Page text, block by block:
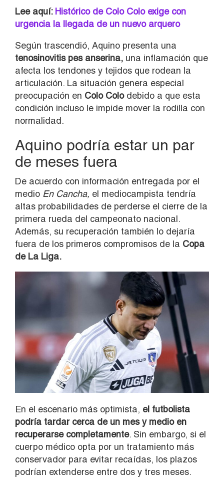
Lee aquí: Histórico de Colo Colo exige con
urgencia la llegada de un nuevo arquero
Según trascendió, Aquino presenta una
tenosinovitis pes anserina, una inflamación que
afecta los tendones y tejidos que rodean la
articulación. La situación genera especial
preocupación en Colo Colodebido a que esta
condición incluso le impide mover la rodilla con
normalidad.
Aquino podría estar un par
de meses fuera
De acuerdo con información entregada por el
medio En Cancha, el mediocampista tendría
altas probabilidades de perderse el cierre de la
primera rueda del campeonato nacional.
Además, su recuperación también lo dejaría
fuera de los primeros compromisos de la Copa
de La Liga.
En el escenario más optimista, el futbolista
podría tardar cerca de un mes y medio en
recuperarse completamente. Sin embargo, si el
cuerpo médico opta por un tratamiento más
conservador para evitar recaídas, los plazos
podrían extenderse entre dos y tres meses.